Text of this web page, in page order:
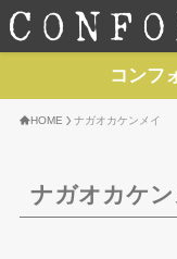
コンフ
HOME ナガオカケンメイ
ナガオカケン